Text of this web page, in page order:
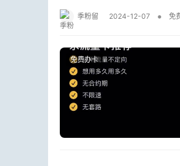
季粉留 2024-12-07 • 免
免费办卡